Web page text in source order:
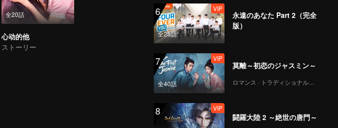
全20話
心动的他
ストーリー
6
全25話
VIP
永遠のあなた Part 2（完全
版）
7
全40話
VIP
莫離～初恋のジャスミン～
ロマンス · トラディショナル・コスチューム
8 VIP
闘羅大陸 2 ～絶世の唐門～